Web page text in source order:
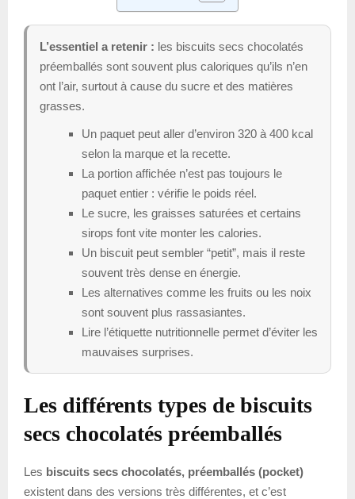
L’essentiel a retenir : les biscuits secs chocolatés
préemballés sont souvent plus caloriques qu’ils n’en
ont l’air, surtout à cause du sucre et des matières
grasses.
Un paquet peut aller d’environ 320 à 400 kcal
selon la marque et la recette.
La portion affichée n’est pas toujours le
paquet entier : vérifie le poids réel.
Le sucre, les graisses saturées et certains
sirops font vite monter les calories.
Un biscuit peut sembler “petit”, mais il reste
souvent très dense en énergie.
Les alternatives comme les fruits ou les noix
sont souvent plus rassasiantes.
Lire l’étiquette nutritionnelle permet d’éviter les
mauvaises surprises.
Les différents types de biscuits
secs chocolatés préemballés
Les biscuits secs chocolatés, préemballés (pocket)
existent dans des versions très différentes, et c’est